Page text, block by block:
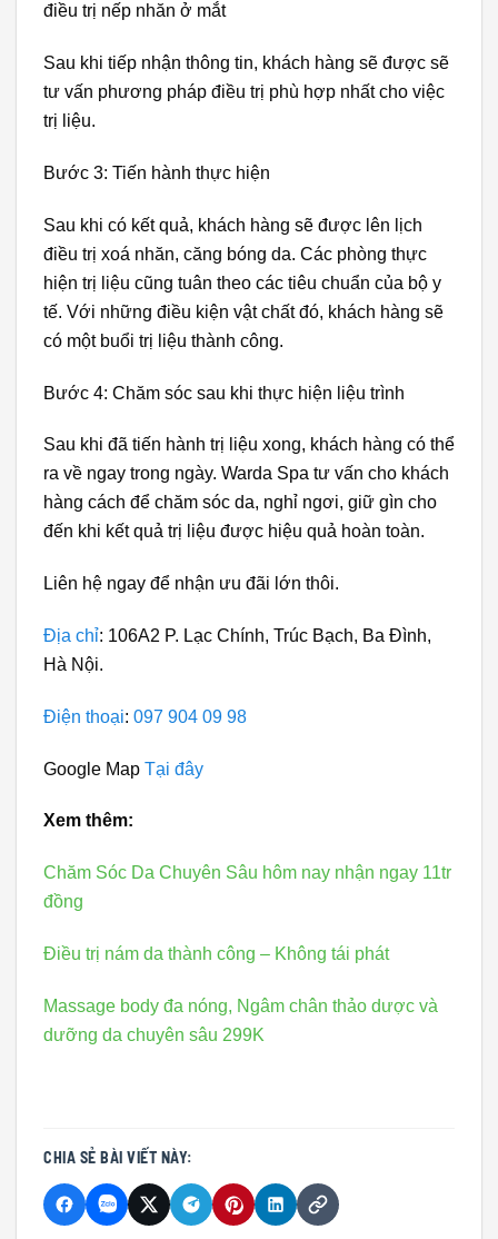
điều trị nếp nhăn ở mắt
Sau khi tiếp nhận thông tin, khách hàng sẽ được sẽ
tư vấn phương pháp điều trị phù hợp nhất cho việc
trị liệu.
Bước 3: Tiến hành thực hiện
Sau khi có kết quả, khách hàng sẽ được lên lịch
điều trị xoá nhăn, căng bóng da. Các phòng thực
hiện trị liệu cũng tuân theo các tiêu chuẩn của bộ y
tế. Với những điều kiện vật chất đó, khách hàng sẽ
có một buổi trị liệu thành công.
Bước 4: Chăm sóc sau khi thực hiện liệu trình
Sau khi đã tiến hành trị liệu xong, khách hàng có thể
ra về ngay trong ngày. Warda Spa tư vấn cho khách
hàng cách để chăm sóc da, nghỉ ngơi, giữ gìn cho
đến khi kết quả trị liệu được hiệu quả hoàn toàn.
Liên hệ ngay để nhận ưu đãi lớn thôi.
Địa chỉ: 106A2 P. Lạc Chính, Trúc Bạch, Ba Đình,
Hà Nội.
Điện thoại: 097 904 09 98
Google Map Tại đây
Xem thêm:
Chăm Sóc Da Chuyên Sâu hôm nay nhận ngay 11tr
đồng
Điều trị nám da thành công – Không tái phát
Massage body đa nóng, Ngâm chân thảo dược và
dưỡng da chuyên sâu 299K
CHIA SẺ BÀI VIẾT NÀY: